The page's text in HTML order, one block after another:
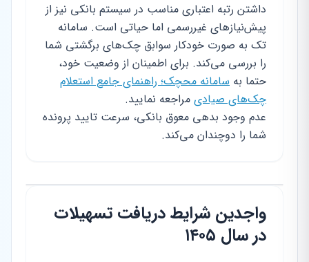
داشتن رتبه اعتباری مناسب در سیستم بانکی نیز از
پیش‌نیازهای غیررسمی اما حیاتی است. سامانه
تک به صورت خودکار سوابق چک‌های برگشتی شما
را بررسی می‌کند. برای اطمینان از وضعیت خود،
حتما به سامانه محچک؛ راهنمای جامع استعلام
چک‌های صیادی مراجعه نمایید.
عدم وجود بدهی معوق بانکی، سرعت تایید پرونده
شما را دوچندان می‌کند.
واجدین شرایط دریافت تسهیلات
در سال ۱۴۰۵